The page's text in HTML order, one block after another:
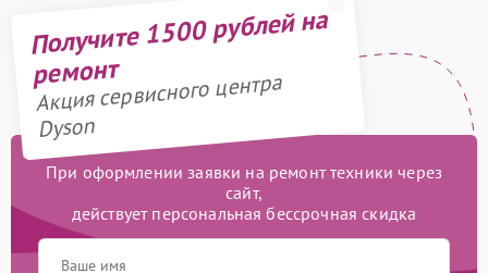
Получите 1500 рублей на
ремонт
Акция сервисного центра
Dyson
При оформлении заявки на ремонт техники через
сайт,
действует персональная бессрочная скидка